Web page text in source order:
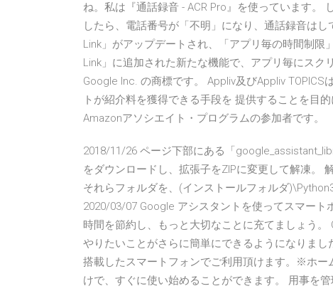
ね。私は『通話録音 - ACR Pro』を使っています。
したら、電話番号が「不明」になり、通話録音は
Link」がアップデートされ、「アプリ毎の時間制
Link」に追加された新たな機能で、アプリ毎にス
Google Inc. の商標です。 Appliv及びAppliv
トが紹介料を獲得できる手段を 提供することを目
Amazonアソシエイト・プログラムの参加者です。
2018/11/26 ページ下部にある「
をダウンロードし、拡張子をZIPに変更して解凍。
それらフォルダを、(インストールフォルダ
2020/03/07 Google アシスタントを使ってスマー
時間を節約し、もっと大切なことに充てましょう
やりたいことがさらに簡単にできるようになりま
搭載したスマートフォンでご利用頂けます。※ホー
けで、すぐに使い始めることができます。 用事を